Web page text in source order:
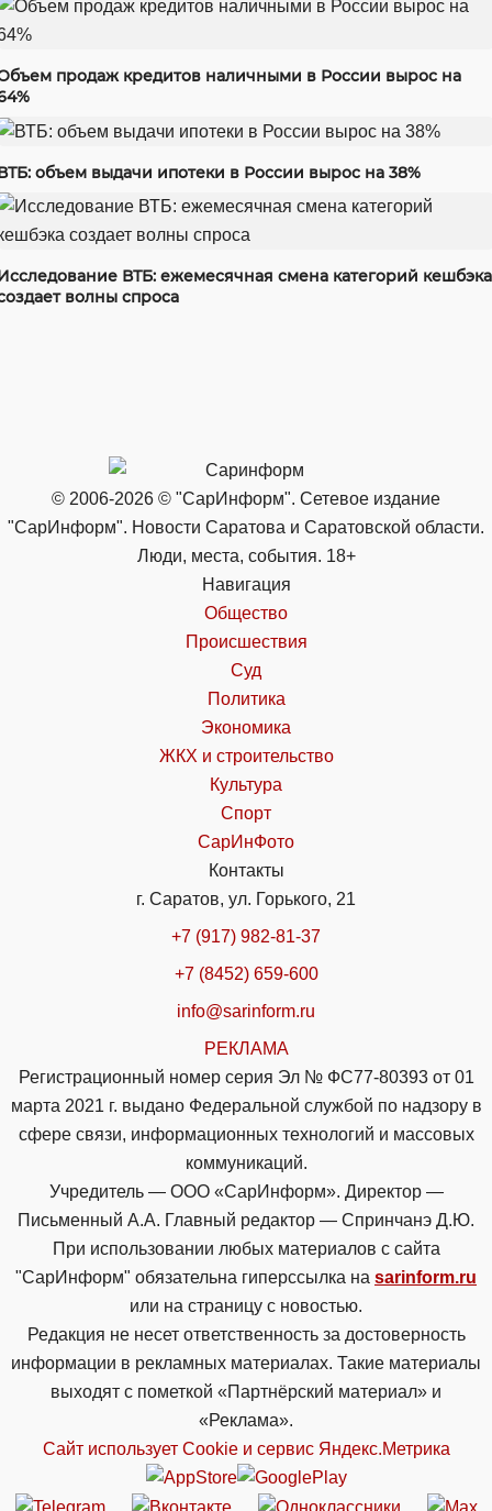
продаж кредитов наличными в России вырос на
объем выдачи ипотеки в России вырос на 38%
ВТБ: ежемесячная смена категорий кешбэка
волны спроса
© 2006-2026 © "СарИнформ". Сетевое издание
"СарИнформ". Новости Саратова и Саратовской области.
Люди, места, события. 18+
Навигация
Общество
Происшествия
Суд
Политика
Экономика
ЖКХ и строительство
Культура
Спорт
СарИнФото
Контакты
г. Саратов, ул. Горького, 21
+7 (917) 982-81-37
+7 (8452) 659-600
info@sarinform.ru
РЕКЛАМА
Регистрационный номер серия Эл № ФС77-80393 от 01
марта 2021 г. выдано Федеральной службой по надзору в
сфере связи, информационных технологий и массовых
коммуникаций.
Учредитель — ООО «СарИнформ». Директор —
Письменный А.А. Главный редактор — Спринчанэ Д.Ю.
При использовании любых материалов с сайта
"СарИнформ" обязательна гиперссылка на sarinform.ru
или на страницу с новостью.
Редакция не несет ответственность за достоверность
информации в рекламных материалах. Такие материалы
выходят с пометкой «Партнёрский материал» и
«Реклама».
Сайт использует Cookie и сервиc Яндекс.Метрика